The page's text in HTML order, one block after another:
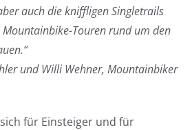
auch die kniffligen Singletrails
Touren rund um den
und Willi Wehner, Mountainbiker
für Einsteiger und für